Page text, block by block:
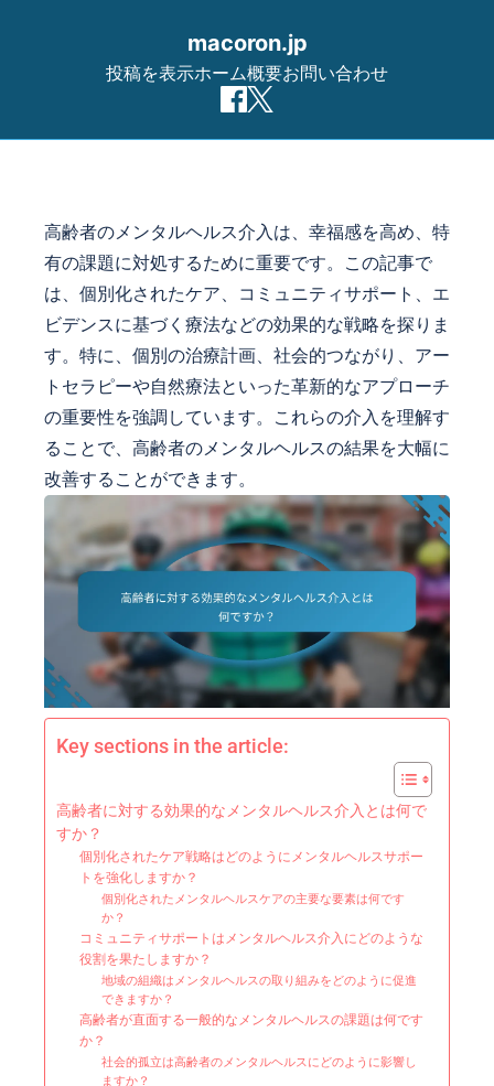
macoron.jp
投稿を表示ホーム概要お問い合わせ
高齢者のメンタルヘルス介入は、幸福感を高め、特
有の課題に対処するために重要です。この記事で
は、個別化されたケア、コミュニティサポート、エ
ビデンスに基づく療法などの効果的な戦略を探りま
す。特に、個別の治療計画、社会的つながり、アー
トセラピーや自然療法といった革新的なアプローチ
の重要性を強調しています。これらの介入を理解す
ることで、高齢者のメンタルヘルスの結果を大幅に
改善することができます。
Key sections in the article:
高齢者に対する効果的なメンタルヘルス介入とは何で
すか？
個別化されたケア戦略はどのようにメンタルヘルスサポー
トを強化しますか？
個別化されたメンタルヘルスケアの主要な要素は何です
か？
コミュニティサポートはメンタルヘルス介入にどのような
役割を果たしますか？
地域の組織はメンタルヘルスの取り組みをどのように促進
できますか？
高齢者が直面する一般的なメンタルヘルスの課題は何です
か？
社会的孤立は高齢者のメンタルヘルスにどのように影響し
ますか？